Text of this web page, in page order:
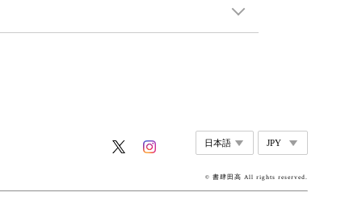
© 書肆田高 All rights reserved.